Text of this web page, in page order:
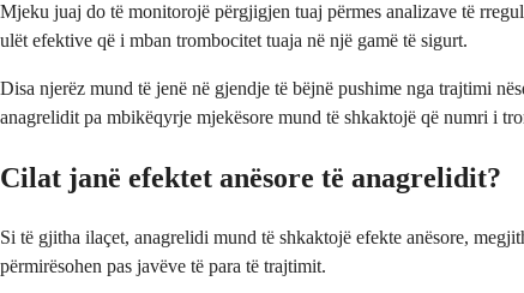
Mjeku juaj do të monitorojë përgjigjen tuaj përmes analizave të
ulët efektive që i mban trombocitet tuaja në një gamë të sigurt.
Disa njerëz mund të jenë në gjendje të bëjnë pushime nga trajtimi
anagrelidit pa mbikëqyrje mjekësore mund të shkaktojë që numri i
Cilat janë efektet anësore të anagrelidit?
Si të gjitha ilaçet, anagrelidi mund të shkaktojë efekte anësore,
përmirësohen pas javëve të para të trajtimit.